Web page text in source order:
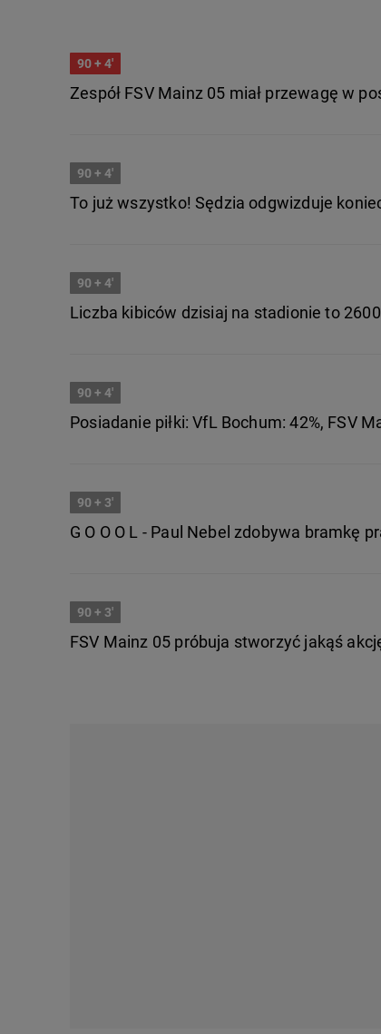
90+ 4'
Zespół FSV Mainz 05 miał przewagę w
90 + 4'
To już wszystko! Sędzia odgwizduje
90 + 4'
Liczba kibiców dzisiaj na stadionie to
90 + 4'
Posiadanie piłki: VfL Bochum: 42%, FSV
90 + 3'
G O O O L - Paul Nebel zdobywa bramkę
90 + 3'
FSV Mainz 05 próbuja stworzyć jakąś